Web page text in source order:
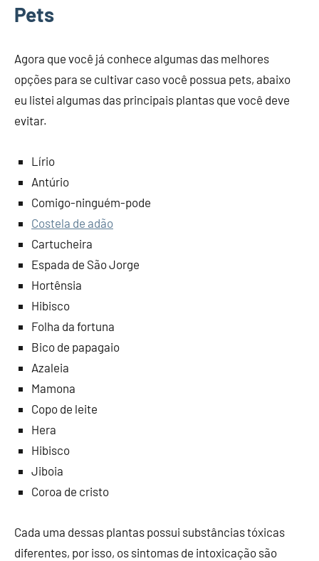
Pets
Agora que você já conhece algumas das melhores
opções para se cultivar caso você possua pets, abaixo
eu listei algumas das principais plantas que você deve
evitar.
Lírio
Antúrio
Comigo-ninguém-pode
Costela de adão
Cartucheira
Espada de São Jorge
Hortênsia
Hibisco
Folha da fortuna
Bico de papagaio
Azaleia
Mamona
Copo de leite
Hera
Hibisco
Jiboia
Coroa de cristo
Cada uma dessas plantas possui substâncias tóxicas
diferentes, por isso, os sintomas de intoxicação são